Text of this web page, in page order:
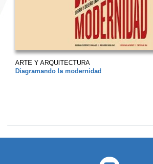
ARTE Y ARQUITECTURA
Diagramando la modernidad